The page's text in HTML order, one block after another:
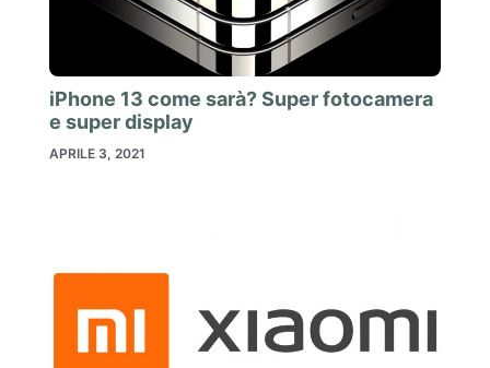
iPhone 13 come sarà? Super fotocamera
e super display
APRILE 3, 2021